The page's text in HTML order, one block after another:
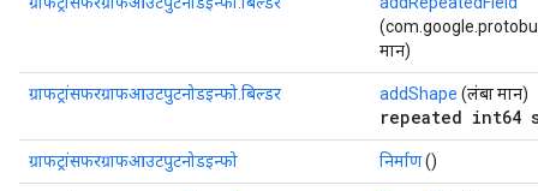
मान)
ग्राफट्रांसफरग्राफआउटपुटनोडइन्फो.बिल्डर addShape (लंबा मान)
repeated int64
ग्राफट्रांसफरग्राफआउटपुटनोडइन्फो निर्माण()